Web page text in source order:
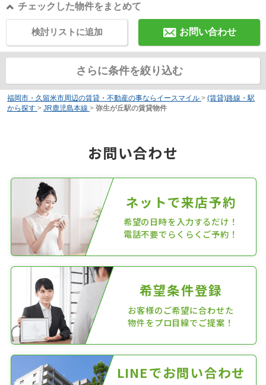
チェックした物件をまとめて
お問い合わせ
検討リストに追加
さらに条件を絞り込む
福岡市・久留米市周辺の賃貸・不動産の事ならイースマイル > (賃貸)路線・駅
から探す > JR鹿児島本線 > 弥生が丘駅の賃貸物件
お問い合わせ
ネットで来店予約
希望の日時を入力するだけ！
電話不要でらくらくご予約！
希望条件登録
お客様のご希望に合わせた
物件をプロ目線でご提案！
LINEでお問い合わせ